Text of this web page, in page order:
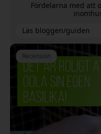
Fördelarna med att
Läs bloggen/guiden
Recension